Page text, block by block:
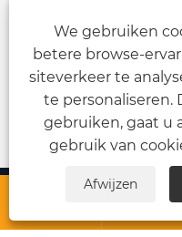
Tunneltenten:
voor
Bekijk meer >>
Over ons
We gebruiken
betere browse-
siteverkeer te
te personaliseren.
gebruiken, gaat u
gebruik van
Afwijzen